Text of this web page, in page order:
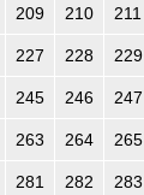
209 210 211
227 228 229
245 246 247
263 264 265
281 282 283